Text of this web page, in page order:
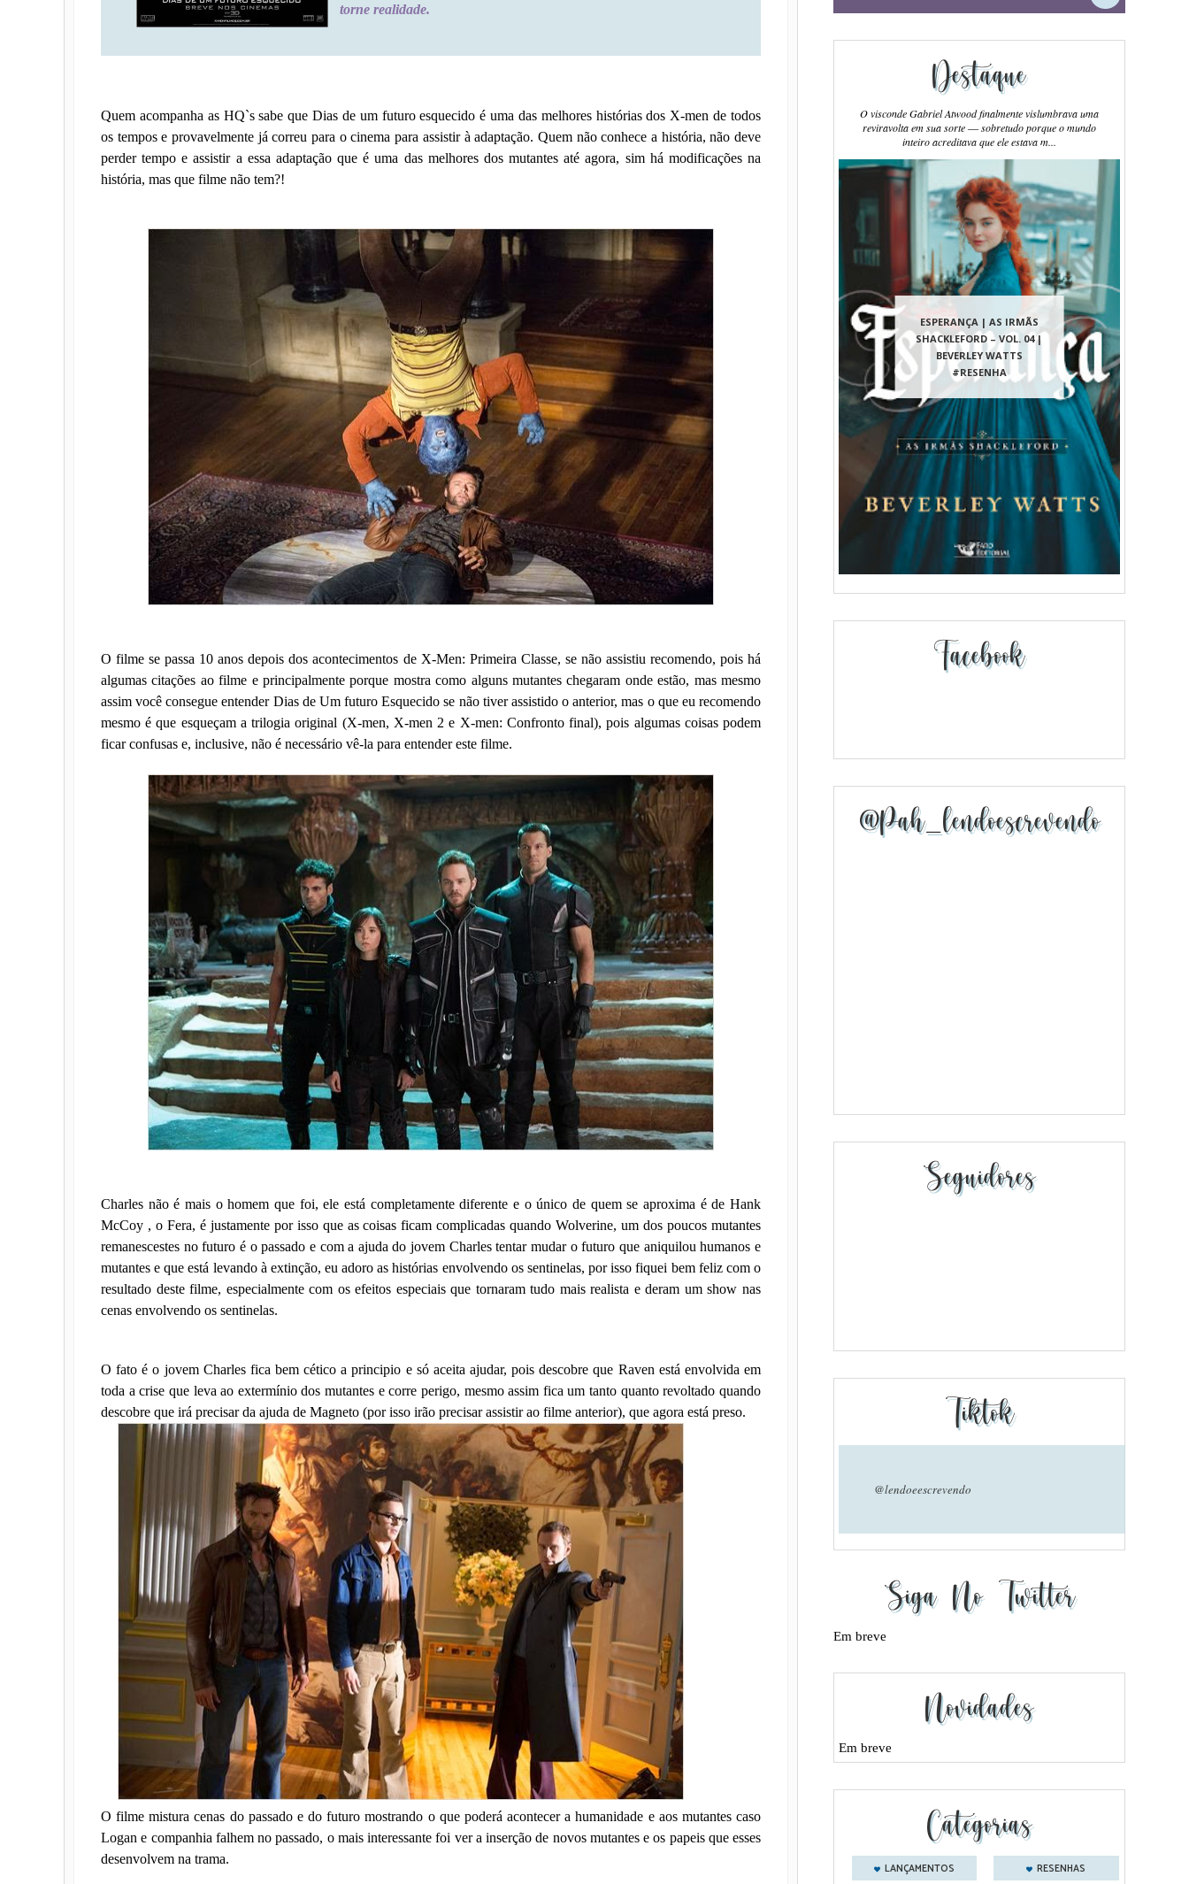
torne realidade.
Quem acompanha as HQ`s sabe que Dias de um futuro esquecido é uma das melhores histórias dos X-men de todos
os tempos e provavelmente já correu para o cinema para assistir à adaptação. Quem não conhece a história, não deve
perder tempo e assistir a essa adaptação que é uma das melhores dos mutantes até agora, sim há modificações na
história, mas que filme não tem?!
O filme se passa 10 anos depois dos acontecimentos de X-Men: Primeira Classe, se não assistiu recomendo, pois há
algumas citações ao filme e principalmente porque mostra como alguns mutantes chegaram onde estão, mas mesmo
assim você consegue entender Dias de Um futuro Esquecido se não tiver assistido o anterior, mas o que eu recomendo
mesmo é que esqueçam a trilogia original (X-men, X-men 2 e X-men: Confronto final), pois algumas coisas podem
ficar confusas e, inclusive, não é necessário vê-la para entender este filme.
Charles não é mais o homem que foi, ele está completamente diferente e o único de quem se aproxima é de Hank
McCoy , o Fera, é justamente por isso que as coisas ficam complicadas quando Wolverine, um dos poucos mutantes
remanescestes no futuro é o passado e com a ajuda do jovem Charles tentar mudar o futuro que aniquilou humanos e
mutantes e que está levando à extinção, eu adoro as histórias envolvendo os sentinelas, por isso fiquei bem feliz com o
resultado deste filme, especialmente com os efeitos especiais que tornaram tudo mais realista e deram um show nas
cenas envolvendo os sentinelas.
O fato é o jovem Charles fica bem cético a principio e só aceita ajudar, pois descobre que Raven está envolvida em
toda a crise que leva ao extermínio dos mutantes e corre perigo, mesmo assim fica um tanto quanto revoltado quando
descobre que irá precisar da ajuda de Magneto (por isso irão precisar assistir ao filme anterior), que agora está preso.
O filme mistura cenas do passado e do futuro mostrando o que poderá acontecer a humanidade e aos mutantes caso
Logan e companhia falhem no passado, o mais interessante foi ver a inserção de novos mutantes e os papeis que esses
desenvolvem na trama.
Destaque
ESPERANÇA | AS IRMÃS
SHACKLEFORD – VOL. 04 |
BEVERLEY WATTS
#RESENHA
O visconde Gabriel Atwood finalmente vislumbrava uma
reviravolta em sua sorte ― sobretudo porque o mundo
inteiro acreditava que ele estava m...
Facebook
@pah_lendoescrevendo
Seguidores
Tiktok
@lendoeescrevendo
Siga No Twitter
Em breve
Novidades
Em breve
Categorias
LANÇAMENTOS RESENHAS